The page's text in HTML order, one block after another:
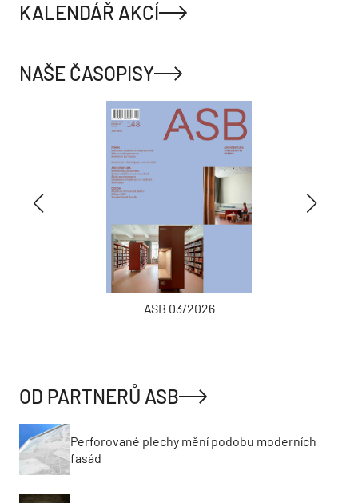
KALENDÁŘ AKCÍ
NAŠE ČASOPISY
ASB 03/2026
OD PARTNERŮ ASB
Perforované plechy mění podobu moderních
fasád